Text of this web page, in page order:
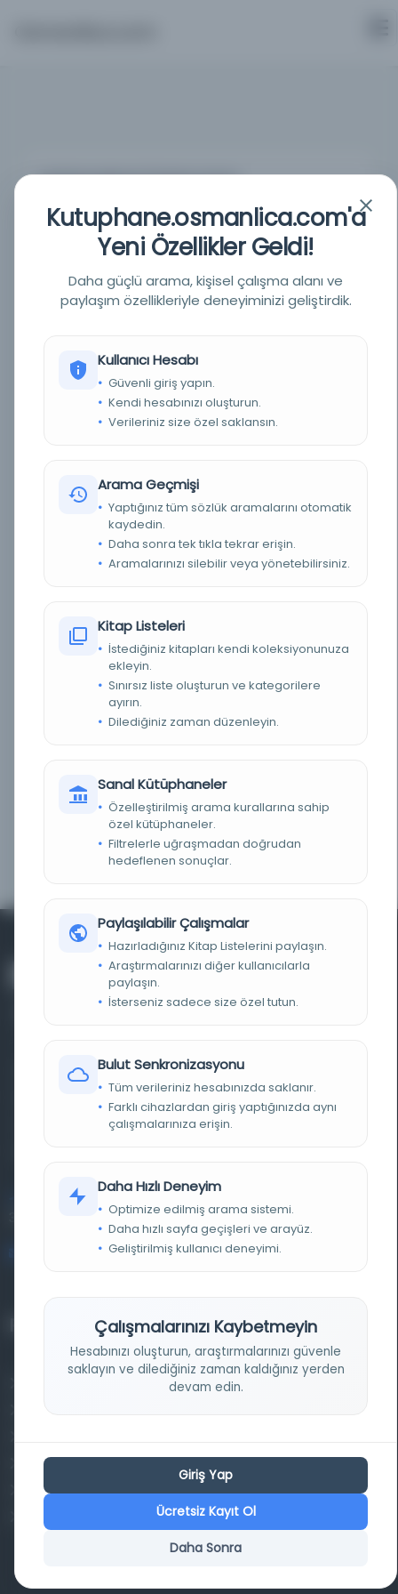
Özel arama nasıl çalışır?
Özel arama, bir kelimenin farklı yazılışlarını,
transliterasyonlarını ve dil karşılıklarını üretmek için
hazırlanmıştır. Üretilen kelimelerden sadece aramak
istediklerinizi seçin; sonuçlar seçili kelimelerin
katalog kayıtlarında geçtiği normal arama
Kelimeleri girin ve dillerini seçin
Basit Arama
Detaylı Arama
Yapay Zeka ile Arama
Farklı dönem, dil ve coğrafyalara ait tarihî yazma ve
basma eserleri, arşiv belgelerini, süreli yayınları ve görsel
materyalleri bir araya getiren kapsamlı bir dijital
Entertech Ofis: 322 İstanbul Ün. Avcılar Kampüsü Avcılar,
bilgi@osmanlica.com
Projelerimiz
Kazakça Metin Sıklık Analizi
Transkripsiyon Alfabesi Çevirisi
Tarihi Dokümanlarda Görüntü İyileştirilmesi
Kutuphane.osmanlica.com'a
Yeni Özellikler Geldi!
Daha güçlü arama, kişisel çalışma alanı ve
paylaşım özellikleriyle deneyiminizi geliştirdik.
Kullanıcı Hesabı
Güvenli giriş yapın.
Kendi hesabınızı oluşturun.
Verileriniz size özel saklansın.
Arama Geçmişi
Yaptığınız tüm sözlük aramalarını otomatik
kaydedin.
Daha sonra tek tıkla tekrar erişin.
Aramalarınızı silebilir veya yönetebilirsiniz.
Kitap Listeleri
İstediğiniz kitapları kendi koleksiyonunuza
ekleyin.
Sınırsız liste oluşturun ve kategorilere
ayırın.
Dilediğiniz zaman düzenleyin.
Sanal Kütüphaneler
Özelleştirilmiş arama kurallarına sahip
özel kütüphaneler.
Filtrelerle uğraşmadan doğrudan
hedeflenen sonuçlar.
Paylaşılabilir Çalışmalar
Hazırladığınız Kitap Listelerini paylaşın.
Araştırmalarınızı diğer kullanıcılarla
paylaşın.
İsterseniz sadece size özel tutun.
Bulut Senkronizasyonu
Tüm verileriniz hesabınızda saklanır.
Farklı cihazlardan giriş yaptığınızda aynı
çalışmalarınıza erişin.
Daha Hızlı Deneyim
Optimize edilmiş arama sistemi.
Daha hızlı sayfa geçişleri ve arayüz.
Geliştirilmiş kullanıcı deneyimi.
Çalışmalarınızı Kaybetmeyin
Hesabınızı oluşturun, araştırmalarınızı güvenle
saklayın ve dilediğiniz zaman kaldığınız yerden
devam edin.
Giriş Yap
Ücretsiz Kayıt Ol
Daha Sonra